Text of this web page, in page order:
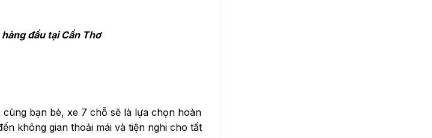
đầu tại Cần Thơ
bạn bè, xe 7 chỗ sẽ là lựa chọn hoàn
không gian thoải mái và tiện nghi cho tất